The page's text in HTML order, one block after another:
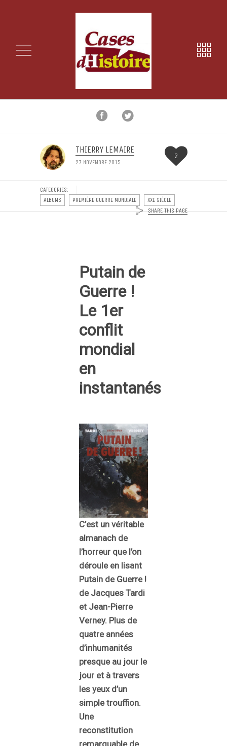
THIERRY LEMAIRE
27 NOVEMBRE 2015
2
CATEGORIES:
ALBUMS
PREMIÈRE GUERRE MONDIALE
XXE SIÈCLE
SHARE THIS PAGE
Putain de
Guerre !
Le 1er
conflit
mondial
en
instantanés
C’est un véritable
almanach de
l’horreur que l’on
déroule en lisant
Putain de Guerre !
de Jacques Tardi
et Jean-Pierre
Verney. Plus de
quatre années
d’inhumanités
presque au jour le
jour et à travers
les yeux d’un
simple trouffion.
Une
reconstitution
remarquable de